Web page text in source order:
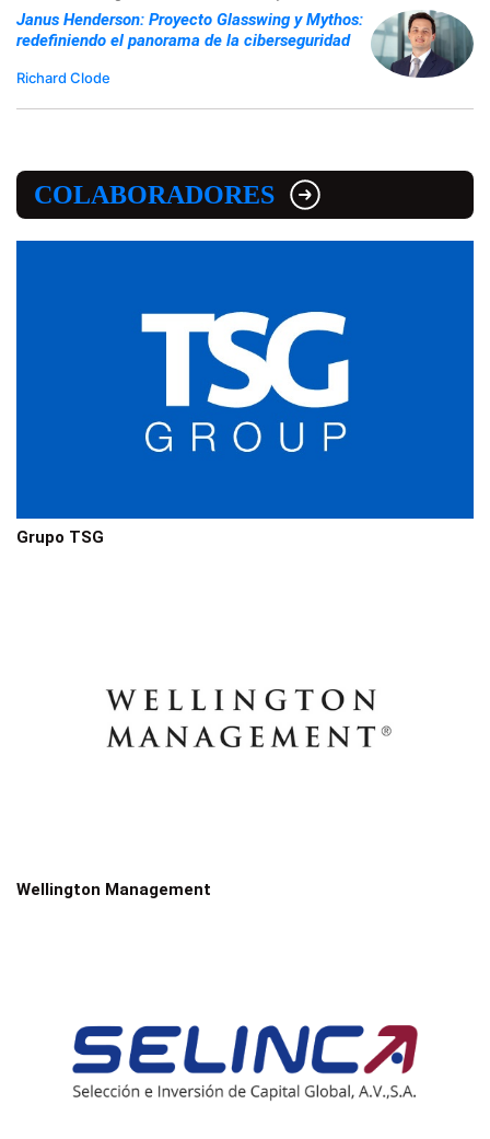
Janus Henderson: Proyecto Glasswing y Mythos:
redefiniendo el panorama de la ciberseguridad
Richard Clode
COLABORADORES
Grupo TSG
Wellington Management